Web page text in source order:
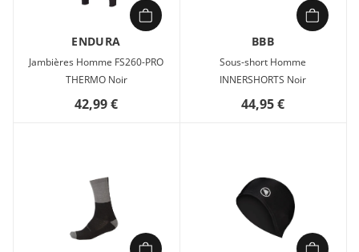
ENDURA
Jambières Homme FS260-PRO
THERMO Noir
42,99 €
BBB
Sous-short Homme
INNERSHORTS Noir
44,95 €